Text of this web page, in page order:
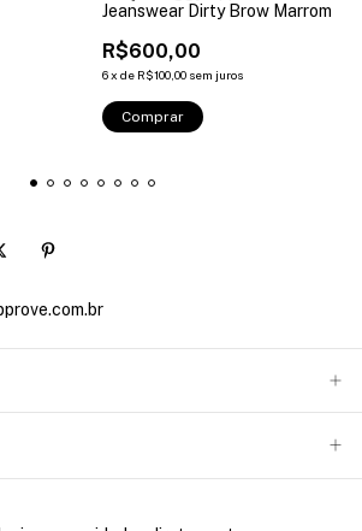
Jeanswear Dirty Brow Marrom
R$600,00
6x de R$100,00 sem juros
Comprar